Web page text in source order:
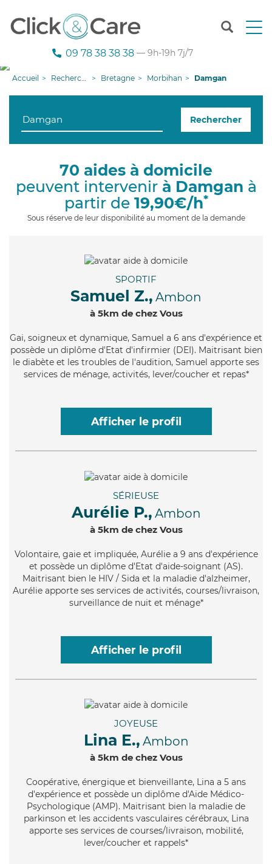
T
n
g
i
09 78 38 38 38 — 9h-19h 7j/7
Accueil Recherche aide à domicile Bretagne Morbihan Damgan
Rechercher
70 aides à domicile
peuvent intervenir à Damgan à
partir de 19,90€/h*
Sous réserve de leur disponibilité au moment de la demande
SPORTIF
Samuel Z., Ambon
à 5km de chez Vous
Gai, soigneux et dynamique, Samuel a 6 ans d'expérience et
possède un diplôme d'Etat d'infirmier (DEI). Maitrisant bien
le diabète et les troubles de l'audition, Samuel apporte ses
services de ménage, activités, lever/coucher et repas*
Afficher le profil
SÉRIEUSE
Aurélie P., Ambon
à 5km de chez Vous
Volontaire, gaie et impliquée, Aurélie a 9 ans d'expérience
et possède un diplôme d'Etat d'aide-soignant (AS).
Maitrisant bien le HIV / Sida et la maladie d'alzheimer,
Aurélie apporte ses services de activités, courses/livraison,
surveillance de nuit et ménage*
Afficher le profil
JOYEUSE
Lina E., Ambon
à 5km de chez Vous
Coopérative, énergique et bienveillante, Lina a 5 ans
d'expérience et possède un diplôme d'Aide Médico-
Psychologique (AMP). Maitrisant bien la maladie de
parkinson et les accidents vasculaires cérébraux, Lina
apporte ses services de courses/livraison, mobilité,
lever/coucher et rappels*